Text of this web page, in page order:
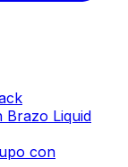
Brazo Liquid
con